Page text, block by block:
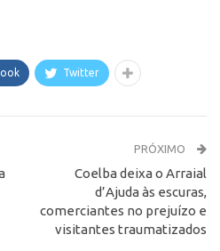
Twitter
PRÓXIMO
Coelba deixa o Arraial
d’Ajuda às escuras,
comerciantes no prejuízo e
visitantes traumatizados